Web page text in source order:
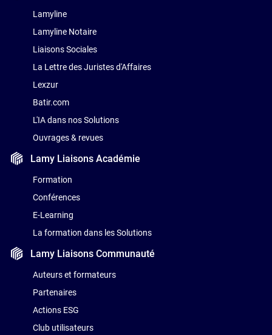
Lamyline
Lamyline Notaire
Liaisons Sociales
La Lettre des Juristes d'Affaires
Lexzur
Batir.com
L'IA dans nos Solutions
Ouvrages & revues
Lamy LiaisonsAcadémie
Formation
Conférences
E-Learning
La formation dans les Solutions
Lamy LiaisonsCommunauté
Auteurs et formateurs
Partenaires
Actions ESG
Club utilisateurs